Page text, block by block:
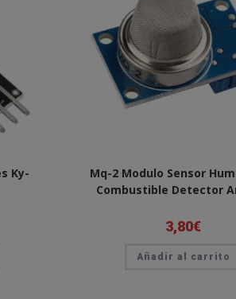
Ky-
Mq-2 Modulo Sensor
Combustible Detector
3,80€
Añadir al carrito